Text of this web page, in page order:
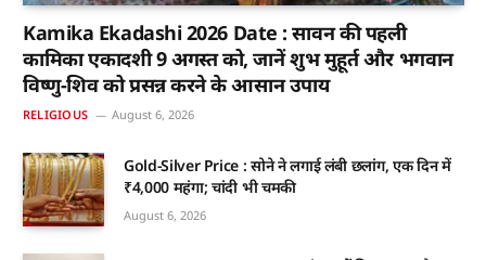
Kamika Ekadashi 2026 Date : सावन की पहली
कामिका एकादशी 9 अगस्त को, जानें शुभ मुहूर्त और भगवान
विष्णु-शिव को प्रसन्न करने के आसान उपाय
RELIGIOUS August 6, 2026
Gold-Silver Price : सोने ने लगाई लंबी छलांग, एक दिन में
₹4,000 महंगा; चांदी भी चमकी
August 6, 2026